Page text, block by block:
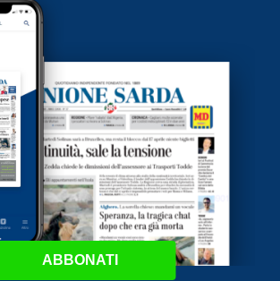
ABBONATI